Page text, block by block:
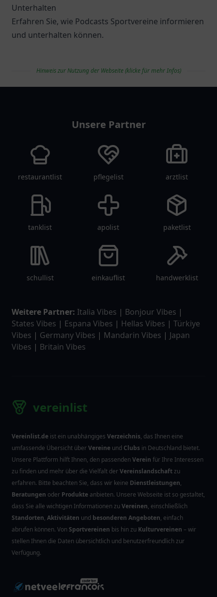
Unterhalten
Erfahren Sie, wie Podcasts Sportvereine informieren
und unterhalten können.
Hinweis zur Nutzung der Webseite (klicke für mehr Infos)
Unsere Partner
restaurantlist pflegelist arztlist
tanklist apolist paketlist
schullist einkauflist handwerklist
Weitere Partner: Italia Vibes | Bonjour Vibes |
States Vibes | Espana Vibes | Hellas Vibes | Türkiye
Vibes | Germany Vibes | Mandarin Vibes | Japan
Vibes | Britain Vibes
vereinlist
Vereinlist.de ist ein unabhängiges Verzeichnis, das Ihnen eine
umfassende Übersicht überVereine und Clubs in Deutschland bietet.
Unsere Plattform hilft Ihnen, den passendenVerein für Ihre Interessen
zu finden und mehr über die Vielfalt derVereinslandschaftzu
erfahren. Bitte beachten Sie, dass wir keine Dienstleistungen,
Beratungen oder Produkte anbieten. Unsere Webseite ist so gestaltet,
dass Sie alle wichtigen Informationen zu Vereinen, einschließlich
Standorten, Aktivitäten und besonderen Angeboten, einfach
abrufen können. VonSportvereinen bis hin zu Kulturvereinen – wir
stellen Ihnen die Daten übersichtlich und benutzerfreundlich zur
Verfügung.